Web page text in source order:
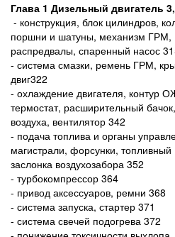
Глава 1 Дизельный двигатель
- конструкция, блок цилиндров,
поршни и шатуны, механизм ГРМ,
распредвалы, спаренный насос
- система смазки, ремень ГРМ,
двиг322
- охлаждение двигателя, контур
термостат, расширительный
воздуха, вентилятор 342
- подача топлива и органы
магистрали, форсунки,
заслонка воздухозабора 352
- турбокомпрессор 364
- привод аксессуаров, ремни 368
- система запуска, стартер 371
- система свечей подогрева 372